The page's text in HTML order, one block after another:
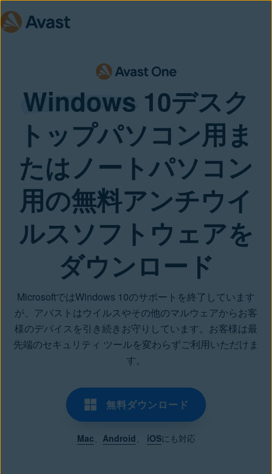
Windows 10デスク
トップパソコン用ま
たはノートパソコン
用の無料アンチウイ
ルスソフトウェアを
ダウンロード
MicrosoftではWindows 10のサポートを終了しています
が、アバストはウイルスやその他のマルウェアからお客
様のデバイスを引き続きお守りしています。お客様は最
先端のセキュリティ ツールを変わらずご利用いただけま
す。
無料ダウンロード
Mac、 Android、 iOSにも対応